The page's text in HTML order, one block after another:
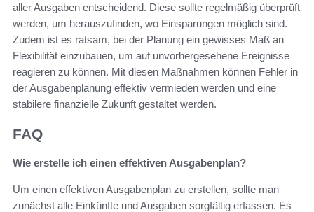
aller Ausgaben entscheidend. Diese sollte regelmäßig überprüft
werden, um herauszufinden, wo Einsparungen möglich sind.
Zudem ist es ratsam, bei der Planung ein gewisses Maß an
Flexibilität einzubauen, um auf unvorhergesehene Ereignisse
reagieren zu können. Mit diesen Maßnahmen können Fehler in
der Ausgabenplanung effektiv vermieden werden und eine
stabilere finanzielle Zukunft gestaltet werden.
FAQ
Wie erstelle ich einen effektiven Ausgabenplan?
Um einen effektiven Ausgabenplan zu erstellen, sollte man
zunächst alle Einkünfte und Ausgaben sorgfältig erfassen. Es